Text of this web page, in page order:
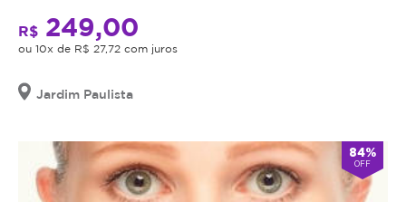
R$ 249,00
ou 10x de R$ 27,72 com juros
Jardim Paulista
84%
OFF